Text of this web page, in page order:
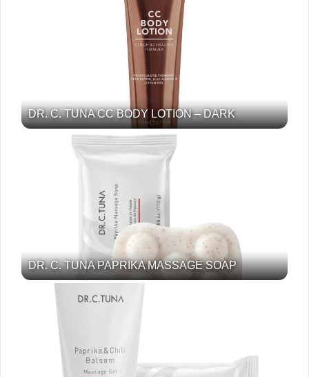
DR. C. TUNA CC BODY LOTION – DARK
DR. C. TUNA PAPRIKA MASSAGE SOAP